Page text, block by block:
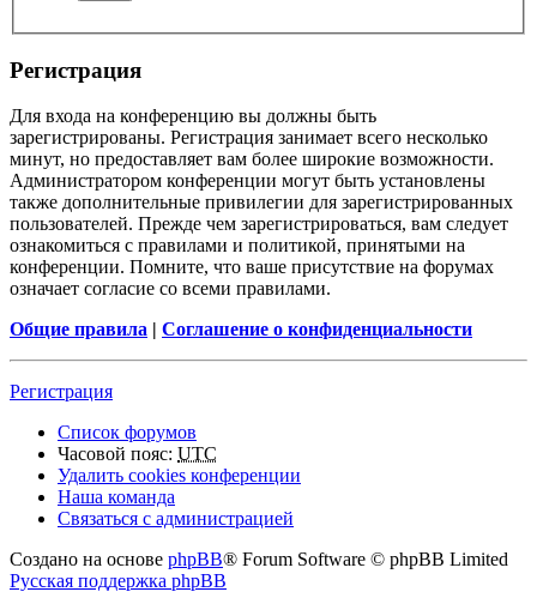
Регистрация
Для входа на конференцию вы должны быть
зарегистрированы. Регистрация занимает всего несколько
минут, но предоставляет вам более широкие возможности.
Администратором конференции могут быть установлены
также дополнительные привилегии для зарегистрированных
пользователей. Прежде чем зарегистрироваться, вам следует
ознакомиться с правилами и политикой, принятыми на
конференции. Помните, что ваше присутствие на форумах
означает согласие со всеми правилами.
Общие правила | Соглашение о конфиденциальности
Регистрация
Список форумов
Часовой пояс: UTC
Удалить cookies конференции
Наша команда
Связаться с администрацией
Создано на основе phpBB® Forum Software © phpBB Limited
Русская поддержка phpBB